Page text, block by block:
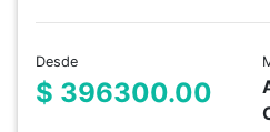
Desde
$ 396300.00